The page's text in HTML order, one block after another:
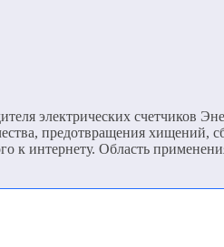
электрических счетчиков
предотвращения
к интернету. Область